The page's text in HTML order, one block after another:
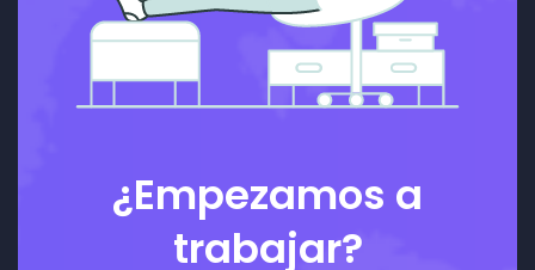
¿Empezamos a
trabajar?